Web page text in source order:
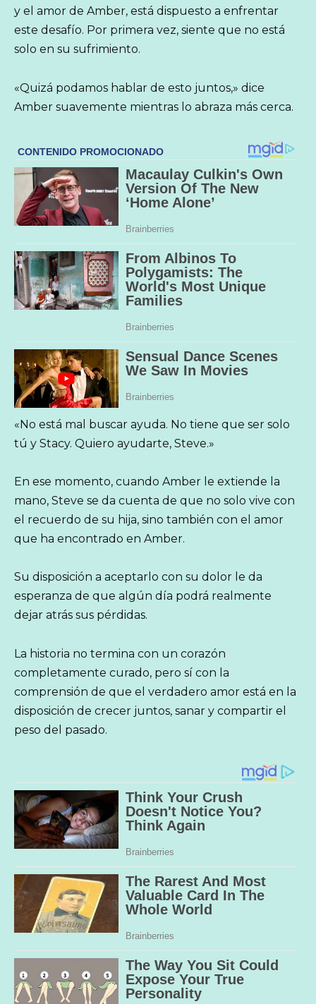
y el amor de Amber, está dispuesto a enfrentar
este desafío. Por primera vez, siente que no está
solo en su sufrimiento.
«Quizá podamos hablar de esto juntos,» dice
Amber suavemente mientras lo abraza más cerca.
«No está mal buscar ayuda. No tiene que ser solo
tú y Stacy. Quiero ayudarte, Steve.»
En ese momento, cuando Amber le extiende la
mano, Steve se da cuenta de que no solo vive con
el recuerdo de su hija, sino también con el amor
que ha encontrado en Amber.
Su disposición a aceptarlo con su dolor le da
esperanza de que algún día podrá realmente
dejar atrás sus pérdidas.
La historia no termina con un corazón
completamente curado, pero sí con la
comprensión de que el verdadero amor está en la
disposición de crecer juntos, sanar y compartir el
peso del pasado.